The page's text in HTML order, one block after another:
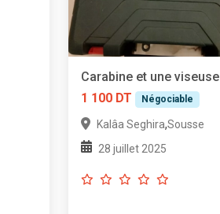
Carabine et une viseuse
1 100 DT
Négociable
Kalâa Seghira,Sousse
28 juillet 2025